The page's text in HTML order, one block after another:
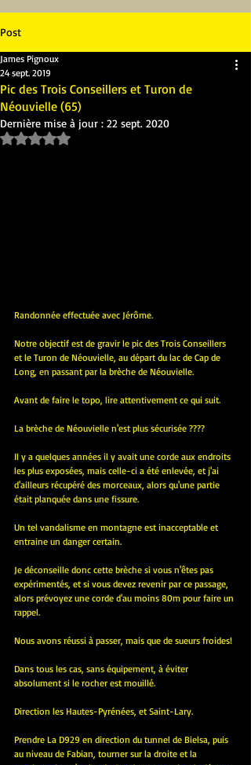
Post
Pic des Trois Conseillers et Turon de
Néouvielle (65)
James Pignoux
24 sept. 2019
Dernière mise à jour : 22 sept. 2020
Noté NaN étoiles sur 5.
Randonnée effectuée avec Jérôme.
Notre objectif est de gravir le pic des Trois Conseillers
et le Turon de Néouvielle, au départ du lac de Cap de
Long, en passant par la brèche de Néouvielle.
Avant de faire le topo, lire attentivement ce qui suit.
La brèche de Néouvielle n'est plus sécurisée ????
Il y a quelques années il y avait une corde aux endroits
les plus exposées, mais celle-ci a été enlevée, et j'ai
d'ailleurs récupéré des morceaux, alors qu'une partie
était planquée dans une fissure.
Un tel vandalisme en montagne est inacceptable et
entraine un danger certain.
Je déconseille donc cette brèche si vous n'êtes pas
expérimentés, et si vous devez revenir par ce passage,
alors prévoyez une corde d'au moins 80m pour faire un
rappel.
Nous avons réussi à passer, mais que de sueurs froides!
Dans tous les cas, sans équipement, à éviter
absolument si le rocher est mouillé.
Direction les Hautes-Pyrénées, et Saint-Lary.
Prendre La D929 en direction du tunnel de Bielsa, puis
au niveau de Fabian, tourner sur la droite et la